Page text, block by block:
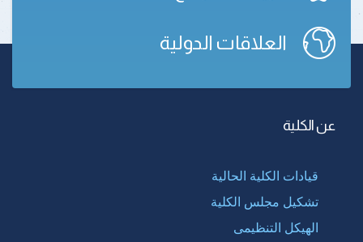
العلاقات الدولية
عن الكلية
قيادات الكلية الحالية
تشكيل مجلس الكلية
الهيكل التنظيمى